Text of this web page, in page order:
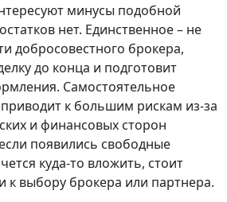
минусы подобной
нет. Единственное – не
добросовестного брокера,
до конца и подготовит
Самостоятельное
к большим рискам из-за
и финансовых сторон
появились свободные
куда-то вложить, стоит
к выбору брокера или партнера.